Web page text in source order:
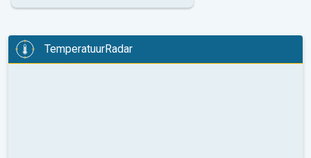
TemperatuurRadar